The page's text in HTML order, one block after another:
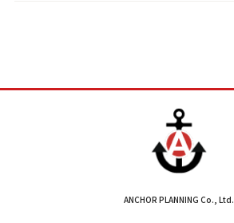
ANCHOR PLANNING Co., Ltd.